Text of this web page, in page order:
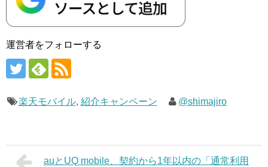
運営者をフォローする
楽天モバイル, 紹介キャンペーン @shimajiro
auとUQ mobile、契約から1年以内の「通常利用